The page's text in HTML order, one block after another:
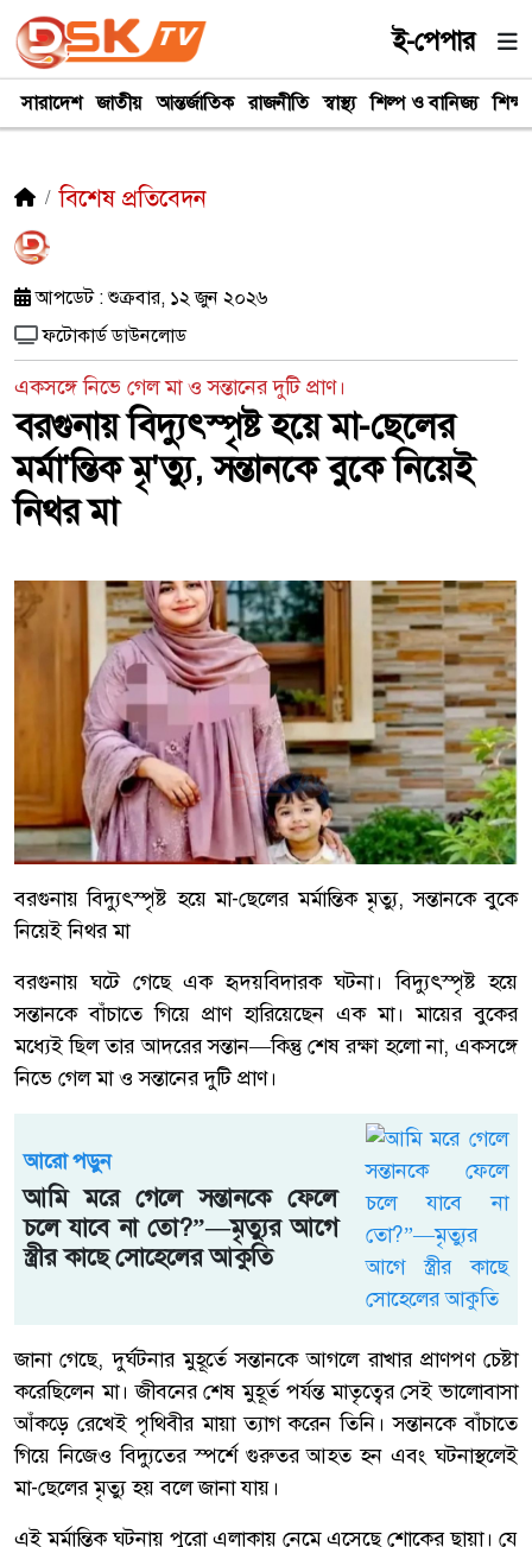
ই-পেপার
সারাদেশ জাতীয় আন্তর্জাতিক রাজনীতি স্বাস্থ্য শিল্প ও বানিজ্য শিক্ষা
বিশেষ প্রতিবেদন
আপডেট : শুক্রবার, ১২ জুন ২০২৬
ফটোকার্ড ডাউনলোড
একসঙ্গে নিভে গেল মা ও সন্তানের দুটি প্রাণ।
বরগুনায় বিদ্যুৎস্পৃষ্ট হয়ে মা-ছেলের
মর্মা'ন্তিক মৃ'ত্যু, সন্তানকে বুকে নিয়েই
নিথর মা
বরগুনায় বিদ্যুৎস্পৃষ্ট হয়ে মা-ছেলের মর্মান্তিক মৃত্যু, সন্তানকে বুকে
নিয়েই নিথর মা
বরগুনায় ঘটে গেছে এক হৃদয়বিদারক ঘটনা। বিদ্যুৎস্পৃষ্ট হয়ে
সন্তানকে বাঁচাতে গিয়ে প্রাণ হারিয়েছেন এক মা। মায়ের বুকের
মধ্যেই ছিল তার আদরের সন্তান—কিন্তু শেষ রক্ষা হলো না, একসঙ্গে
নিভে গেল মা ও সন্তানের দুটি প্রাণ।
আরো পড়ুন
আমি মরে গেলে সন্তানকে ফেলে
চলে যাবে না তো?”—মৃত্যুর আগে
স্ত্রীর কাছে সোহেলের আকুতি
জানা গেছে, দুর্ঘটনার মুহূর্তে সন্তানকে আগলে রাখার প্রাণপণ চেষ্টা
করেছিলেন মা। জীবনের শেষ মুহূর্ত পর্যন্ত মাতৃত্বের সেই ভালোবাসা
আঁকড়ে রেখেই পৃথিবীর মায়া ত্যাগ করেন তিনি। সন্তানকে বাঁচাতে
গিয়ে নিজেও বিদ্যুতের স্পর্শে গুরুতর আহত হন এবং ঘটনাস্থলেই
মা-ছেলের মৃত্যু হয় বলে জানা যায়।
এই মর্মান্তিক ঘটনায় পুরো এলাকায় নেমে এসেছে শোকের ছায়া। যে